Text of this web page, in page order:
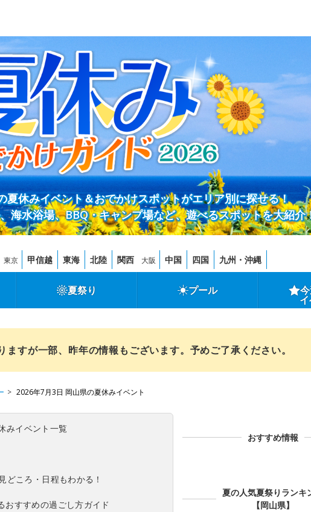
夏休みイベント＆おでかけスポットがエリア別に探せる！
海水浴場、BBQ・キャンプ場など、遊べるスポットを大紹介
東京 甲信越 東海 北陸 関西 大阪 中国 四国 九州・沖縄
夏祭り プール
すが一部、昨年の情報もございます。予めご了承ください。
2026年7月3日 岡山県の夏休みイベント
みイベント一覧
どころ・日程もわかる！
おすすめの過ごし方ガイド
おすすめ情報
夏の人気夏祭りランキ
【岡山県】